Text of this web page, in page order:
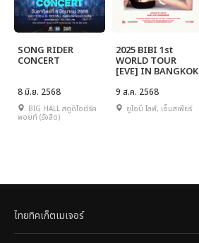
SONG RIDER
CONCERT
8 มิ.ย. 2568
BIG HALL สตูดิโอเวิร์ค
พอยท์ (รังสิต)
2025 BIBI 1st
WORLD TOUR
[EVE] IN BANGKOK
9 ส.ค. 2568
ยูโอบี ไลฟ์, เอ็มสเฟียร์
ไทยทิคเก็ตเมเจอร์